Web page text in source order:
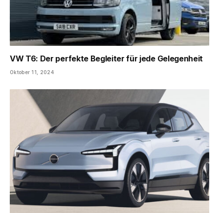
VW T6: Der perfekte Begleiter für jede Gelegenheit
Oktober 11, 2024